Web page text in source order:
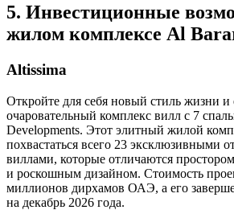
5. Инвестиционные
жилом комплексе Al
Altissima
Откройте для себя новый стиль жизни и
очаровательный комплекс вилл с 7
Developments. Этот элитный жилой
похвастаться всего 23 эксклюзивными
виллами, которые отличаются
и роскошным дизайном. Стоимость
миллионов дирхамов ОАЭ, а его
на декабрь 2026 года.